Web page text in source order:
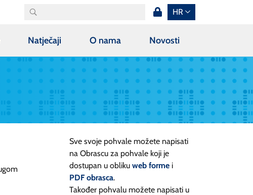
HR
Natječaji O nama Novosti
Sve svoje pohvale možete napisati
na Obrascu za pohvale koji je
dostupan u obliku web forme i
PDF obrasca.
Također pohvalu možete napisati u